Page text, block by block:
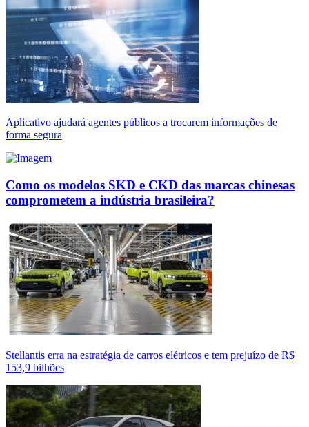
Aplicativo ajudará agentes públicos a trocarem informações de
forma segura
Como os modelos SKD e CKD das marcas chinesas
comprometem a indústria brasileira?
Stellantis erra na estratégia de carros elétricos e tem prejuízo de R$
153,9 bilhões